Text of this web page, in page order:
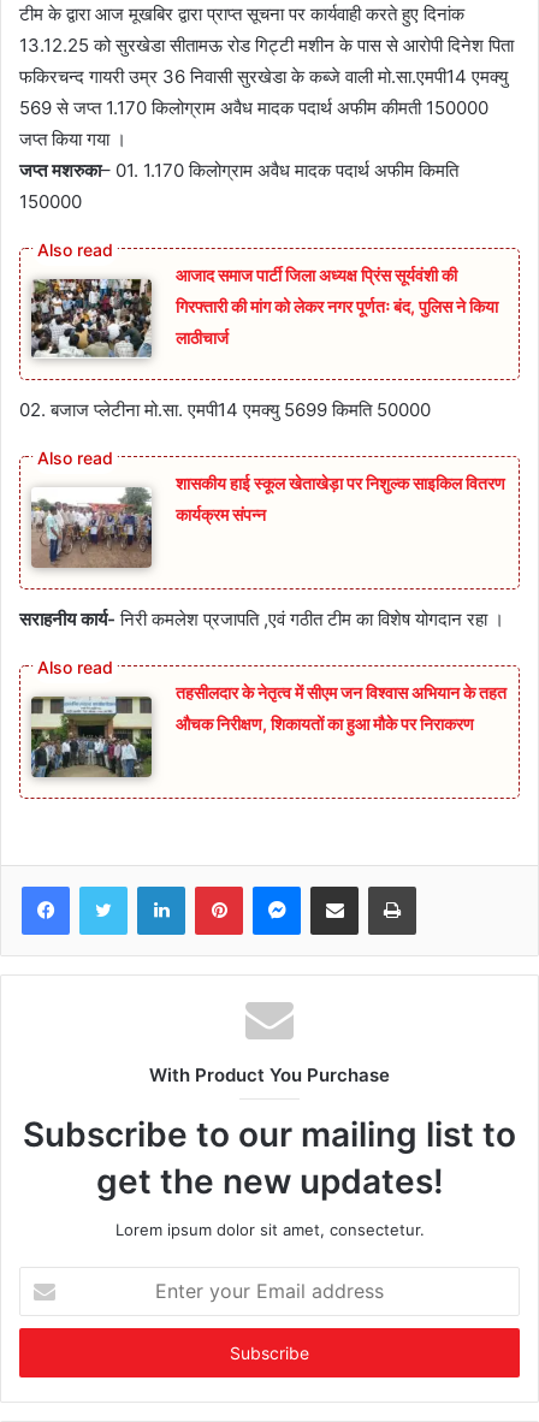
टीम के द्वारा आज मूखबिर द्वारा प्राप्त सूचना पर कार्यवाही करते हुए दिनांक
13.12.25 को सुरखेडा सीतामऊ रोड गिट्टी मशीन के पास से आरोपी दिनेश पिता
फकिरचन्द गायरी उम्र 36 निवासी सुरखेडा के कब्जे वाली मो.सा.एमपी14 एमक्यु
569 से जप्त 1.170 किलोग्राम अवैध मादक पदार्थ अफीम कीमती 150000
जप्त किया गया ।
जप्त मशरुका– 01. 1.170 किलोग्राम अवैध मादक पदार्थ अफीम किमति
150000
आजाद समाज पार्टी जिला अध्यक्ष प्रिंस सूर्यवंशी की
गिरफ्तारी की मांग को लेकर नगर पूर्णतः बंद, पुलिस ने किया
लाठीचार्ज
02. बजाज प्लेटीना मो.सा. एमपी14 एमक्यु 5699 किमति 50000
शासकीय हाई स्कूल खेताखेड़ा पर निशुल्क साइकिल वितरण
कार्यक्रम संपन्न
सराहनीय कार्य- निरी कमलेश प्रजापति ,एवं गठीत टीम का विशेष योगदान रहा ।
तहसीलदार के नेतृत्व में सीएम जन विश्वास अभियान के तहत
औचक निरीक्षण, शिकायतों का हुआ मौके पर निराकरण
FacebookTwitter LinkedInPinterestMessenger
Share via Email Print
With Product You Purchase
Subscribe to our mailing list to
get the new updates!
Lorem ipsum dolor sit amet, consectetur.
your
Email